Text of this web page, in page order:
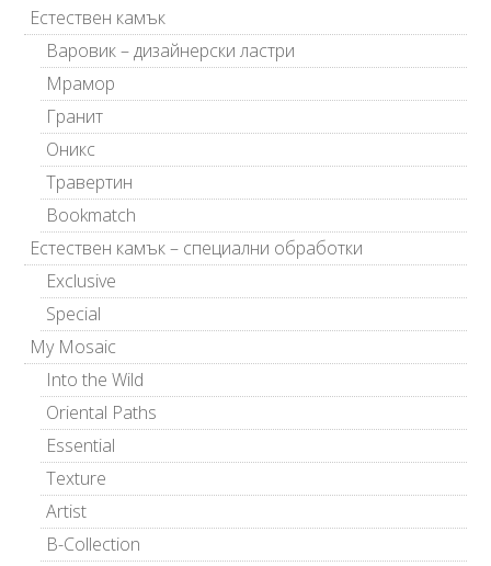
Естествен камък
Варовик – дизайнерски ластри
Мрамор
Гранит
Оникс
Травертин
Bookmatch
Естествен камък – специални обработки
Exclusive
Special
My Mosaic
Into the Wild
Oriental Paths
Essential
Texture
Artist
B-Collection